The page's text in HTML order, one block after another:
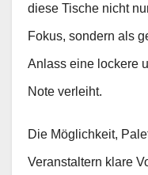
diese Tische nicht
Fokus, sondern als
Anlass eine lockere
Note verleiht.
Die Möglichkeit,
Veranstaltern klare